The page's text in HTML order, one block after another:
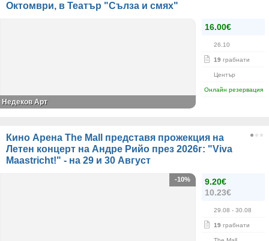
Октомври, в Театър "Сълза и смях"
16.00€
26.10
19 грабнати
Център
Онлайн резервация
Недеков Арт
Кино Арена The Mall представя прожекция на
Летен концерт на Андре Рийо през 2026г: "Viva
Maastricht!" - на 29 и 30 Август
9.20€
10.23€
29.08 - 30.08
19 грабнати
-10%